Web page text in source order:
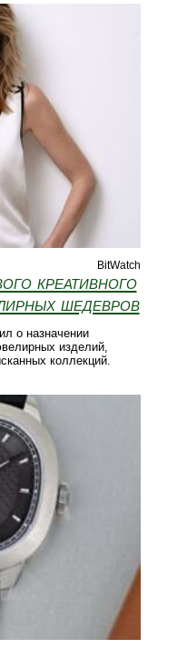
BitWatch
креативного
шедевров
о назначении
изделий,
коллекций.